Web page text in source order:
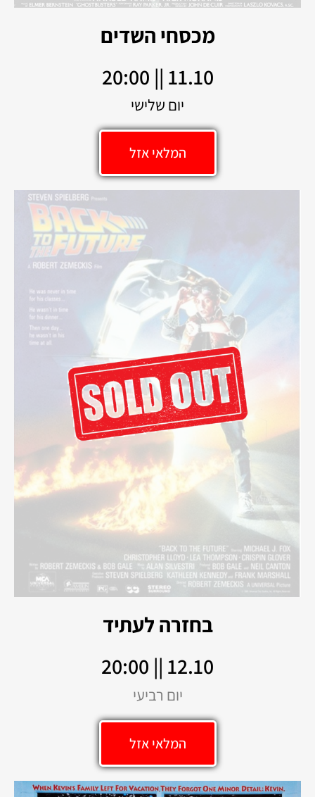
מכסחי השדים
11.10 || 20:00
יום שלישי
המלאי אזל
בחזרה לעתיד
12.10 || 20:00
יום רביעי
המלאי אזל